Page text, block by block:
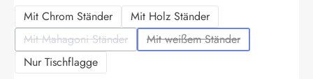
Mit Chrom Ständer
Mit Holz Ständer
Mit Mahagoni Ständer
(Diese Option ist zurzeit nicht verfügbar.)
Mit weißem Ständer
(Diese Option ist zurzeit
Nur Tischflagge